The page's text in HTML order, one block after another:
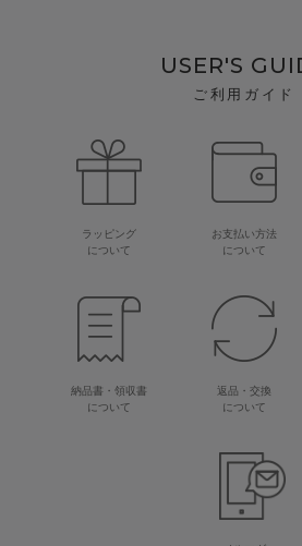
USER'S
ご利用ガイド
ラッピング
について
お支払い方法
について
納品書・領収書
について
返品・交換
について